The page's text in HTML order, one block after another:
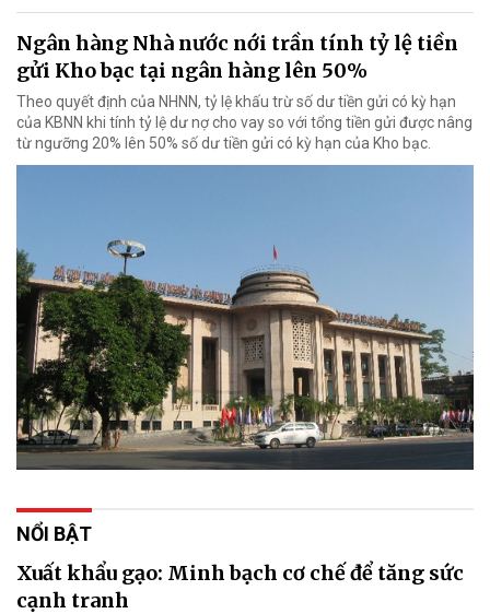
Ngân hàng Nhà nước nới trần tính tỷ lệ tiền
gửi Kho bạc tại ngân hàng lên 50%
Theo quyết định của NHNN, tỷ lệ khấu trừ số dư tiền gửi có kỳ hạn
của KBNN khi tính tỷ lệ dư nợ cho vay so với tổng tiền gửi được nâng
từ ngưỡng 20% lên 50% số dư tiền gửi có kỳ hạn của Kho bạc.
NỔI BẬT
Xuất khẩu gạo: Minh bạch cơ chế để tăng sức
cạnh tranh